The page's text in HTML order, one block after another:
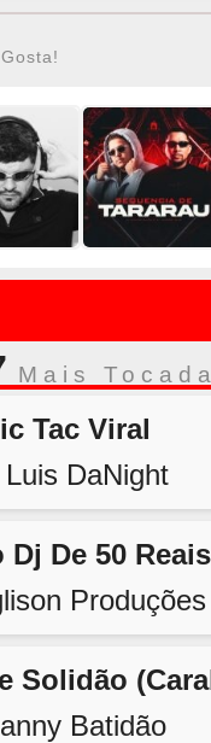
Mais
Tac Viral
Luis DaNight
Dj De 50 Reais
Produções
Solidão
Batidão